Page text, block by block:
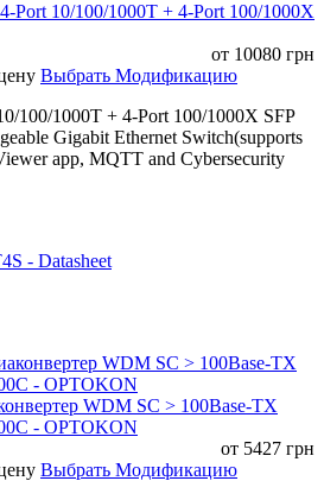
Port 10/100/1000T + 4-Port 100/1000X
от 10080 грн
Выбрать Модификацию
100/1000T + 4-Port 100/1000X SFP
Gigabit Ethernet Switch(supports
app, MQTT and Cybersecurity
- Datasheet
WDM SC > 100Base-TX
- OPTOKON
от 5427 грн
Выбрать Модификацию